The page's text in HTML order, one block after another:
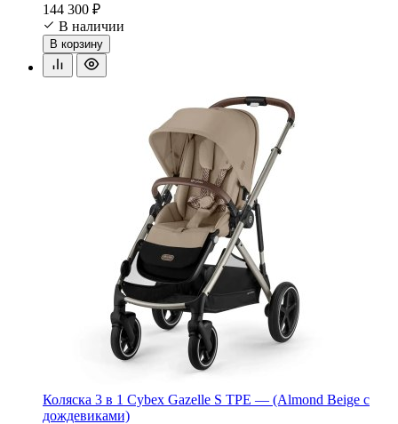
144 300 ₽
В наличии
В корзину
Коляска 3 в 1 Cybex Gazelle S TPE — (Almond Beige с
дождевиками)